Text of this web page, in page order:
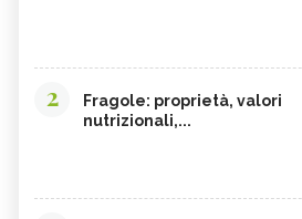
2
Fragole: proprietà, valori
nutrizionali,...